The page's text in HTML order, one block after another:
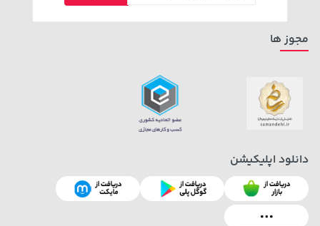
مجوز ها
دانلود اپلیکیشن